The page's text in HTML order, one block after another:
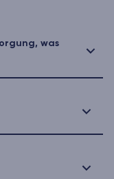
was